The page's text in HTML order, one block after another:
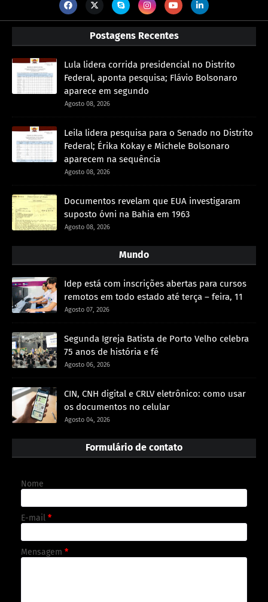
Postagens Recentes
Lula lidera corrida presidencial no Distrito
Federal, aponta pesquisa; Flávio Bolsonaro
aparece em segundo
Agosto 08, 2026
Leila lidera pesquisa para o Senado no Distrito
Federal; Érika Kokay e Michele Bolsonaro
aparecem na sequência
Agosto 08, 2026
Documentos revelam que EUA investigaram
suposto óvni na Bahia em 1963
Agosto 08, 2026
Mundo
Idep está com inscrições abertas para cursos
remotos em todo estado até terça – feira, 11
Agosto 07, 2026
Segunda Igreja Batista de Porto Velho celebra
75 anos de história e fé
Agosto 06, 2026
CIN, CNH digital e CRLV eletrônico: como usar
os documentos no celular
Agosto 04, 2026
Formulário de contato
Nome
E-mail *
Mensagem *